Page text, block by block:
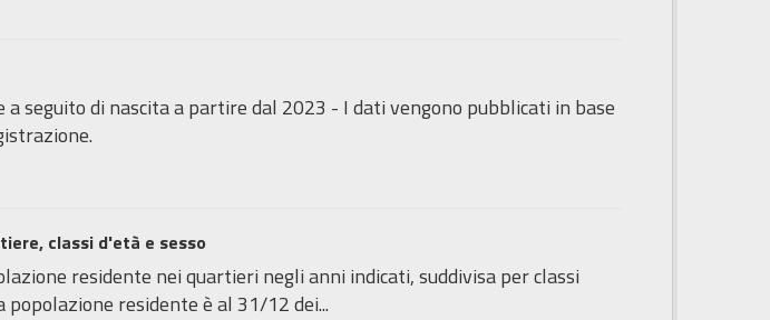
seguito di nascita a partire dal 2023 - I dati vengono pubblicati in base
classi d'età e sesso
residente nei quartieri negli anni indicati, suddivisa per classi
popolazione residente è al 31/12 dei...